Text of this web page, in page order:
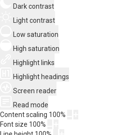
Dark contrast
Light contrast
Low saturation
High saturation
Highlight links
Highlight headings
Screen reader
Read mode
Content scaling 100%
Font size 100%